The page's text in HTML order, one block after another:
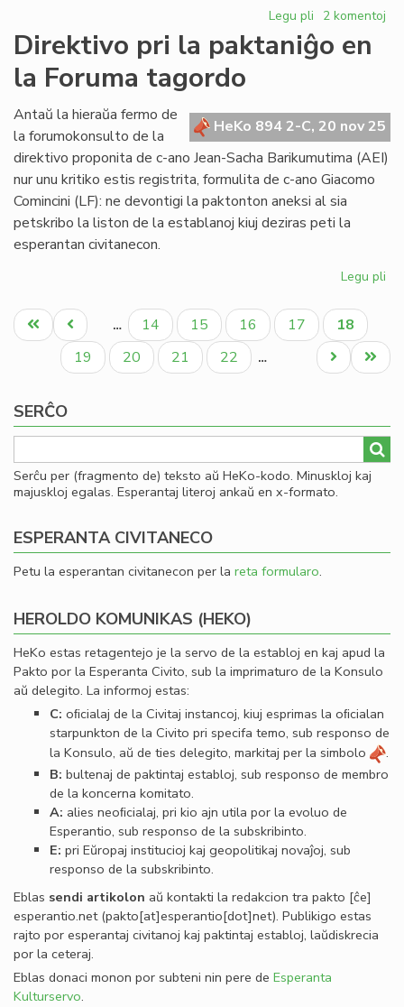
Legu pli pri
Unua
programa
la
Verdanoj
2 komentoj
Direktivo pri la paktaniĝo en
la Foruma tagordo
HeKo 894 2-C, 20 nov 25
Antaŭ la hieraŭa fermo de
la forumokonsulto de la
direktivo proponita de c-ano Jean-Sacha Barikumutima (AEI)
nur unu kritiko estis registrita, formulita de c-ano Giacomo
Comincini (LF): ne devontigi la paktonton aneksi al sia
petskribo la liston de la establanoj kiuj deziras peti la
esperantan civitanecon.
Legu pli
en
Pagination
Unua
paĝo
Antaŭa
paĝo
… Paĝo
14 Paĝo
15 Paĝo
16 Paĝo
17
Aktuala
paĝo
18
Paĝo
19 Paĝo
20 Paĝo
21 Paĝo
22 …
Last
page
Next
page
SERĈO
Serĉu per (fragmento de) teksto aŭ HeKo-kodo. Minuskloj kaj
majuskloj egalas. Esperantaj literoj ankaŭ en x-formato.
ESPERANTA CIVITANECO
Petu la esperantan civitanecon per la reta formularo.
HEROLDO KOMUNIKAS (HEKO)
HeKo estas retagentejo je la servo de la establoj en kaj apud la
Pakto por la Esperanta Civito, sub la imprimaturo de la Konsulo
aŭ delegito. La informoj estas:
C: oﬁcialaj de la Civitaj instancoj, kiuj esprimas la oﬁcialan
starpunkton de la Civito pri specifa temo, sub responso de
la Konsulo, aŭ de ties delegito, markitaj per la simbolo
.
B: bultenaj de paktintaj establoj, sub responso de membro
de la koncerna komitato.
A: alies neoﬁcialaj, pri kio ajn utila por la evoluo de
Esperantio, sub responso de la subskribinto.
E: pri Eŭropaj institucioj kaj geopolitikaj novaĵoj, sub
responso de la subskribinto.
Eblas sendi artikolon aŭ kontakti la redakcion tra pakto [ĉe]
esperantio.net(pakto[at]esperantio[dot]net). Publikigo estas
rajto por esperantaj civitanoj kaj paktintaj establoj, laŭdiskrecia
por la ceteraj.
Eblas donaci monon por subteni nin pere de Esperanta
Kulturservo.